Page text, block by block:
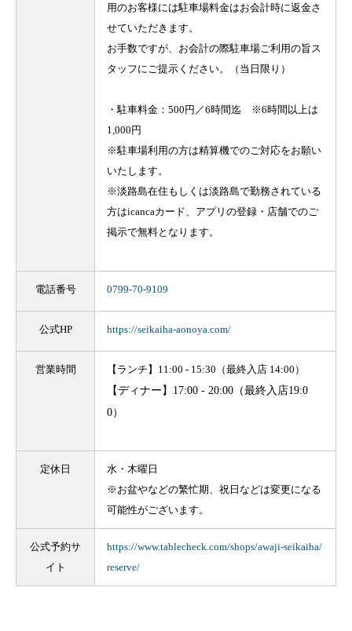
用のお客様には駐車場料金はお会計時に返金さ
せていただきます。
お手数ですが、お会計の際駐車場ご利用の旨ス
タッフにご提示ください。（当日限り）
・駐車料金：500円／6時間迄 ※6時間以上は
1,000円
※駐車場利用の方は精算機でのご対応をお願い
いたします。
※淡路島在住もしくは淡路島で勤務されている
方はicancaカード、アプリの登録・店舗でのご
掲示で無料となります。
電話番号 0799-70-9109
公式HP https://seikaiha-aonoya.com/
営業時間
【ランチ】11:00 - 15:30（最終入店 14:00）
【ディナー】 17:00 - 20:00（最終入店19:0
0）
定休日
水・木曜日
※お盆やなどの繁忙期、祝日などは変更になる
可能性がございます。
公式予約サ
イト
https://www.tablecheck.com/shops/awaji-seikaiha/
reserve/